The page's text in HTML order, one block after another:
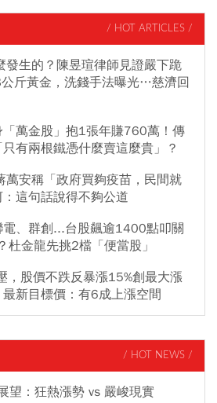
/ HOT ARTICLES /
生的？陳昱瑄律師見證嚴下跪
斤黃金，洗錢手法曝光…慈濟回
「萬金股」抱1張年賺760萬！傳
有兩根鐵憑什麼賣這麼貴」？
安稱「政府買夠疫苗，民間就
這句話說得不夠公道
、群創...台股飆逾1400點叩關
杜金龍先挑2檔「便當股」
，股價不跌反暴漲15%創最大漲
新目標價：有6成上漲空間
/ HOT NEWS /
望：狂熱漲勢 vs 嚴峻現實